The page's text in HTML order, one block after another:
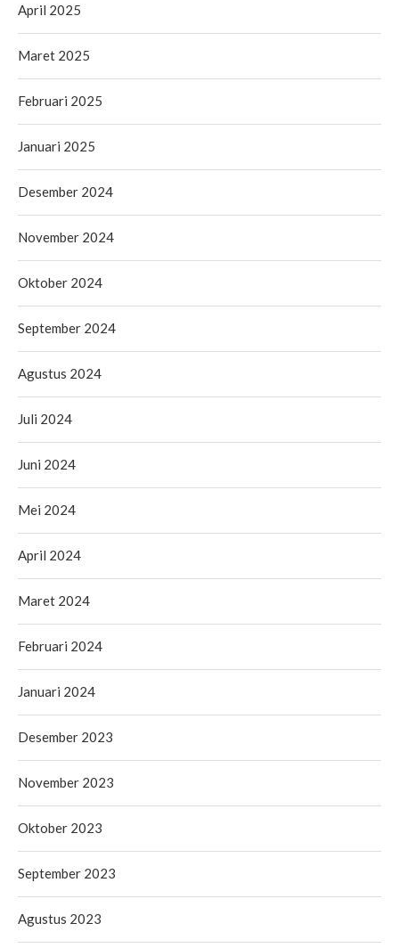
April 2025
Maret 2025
Februari 2025
Januari 2025
Desember 2024
November 2024
Oktober 2024
September 2024
Agustus 2024
Juli 2024
Juni 2024
Mei 2024
April 2024
Maret 2024
Februari 2024
Januari 2024
Desember 2023
November 2023
Oktober 2023
September 2023
Agustus 2023